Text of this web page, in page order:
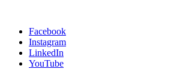
Facebook
Instagram
LinkedIn
YouTube